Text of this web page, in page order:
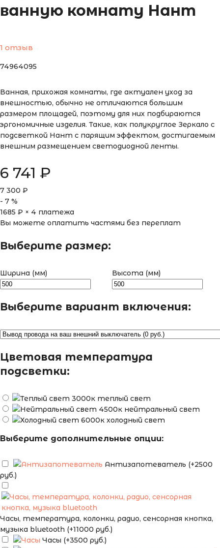
ванную комнату Нант
1 отзыв
74964095
Ванная, прихожая комнаты, где актуален уход за
внешностью, обычно не отличаются большим
размером площадей, поэтому для них подбираются
эргономичные изделия. Такие, как полукруглое Зеркало с
подсветкой Нант с парящим эффектом, достигаемым
внешним размещением светодиодной ленты.
6 741 ₽
7 300 ₽
- 7 %
1685 ₽ × 4 платежа
Вы можете оплатить частями без переплат
Выберите размер:
Ширина (мм) Высота (мм)
Выберите вариант включения:
Цветовая температура
подсветки:
теплый свет
нейтральный свет
холодный свет
Выберите дополнительные опции:
Антизапотеватель (+2500
руб.)
Часы, температура, колонки, радио, сенсорная кнопка,
музыка bluetooth (+11000 руб.)
Часы (+3500 руб.)